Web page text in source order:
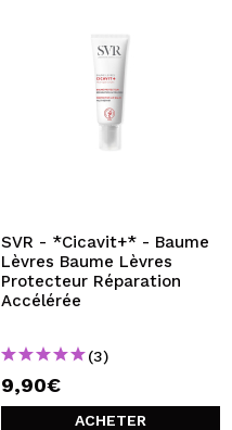
SVR - *Cicavit+* - Baume
Lèvres Baume Lèvres
Protecteur Réparation
Accélérée
(3)
9,90€
ACHETER